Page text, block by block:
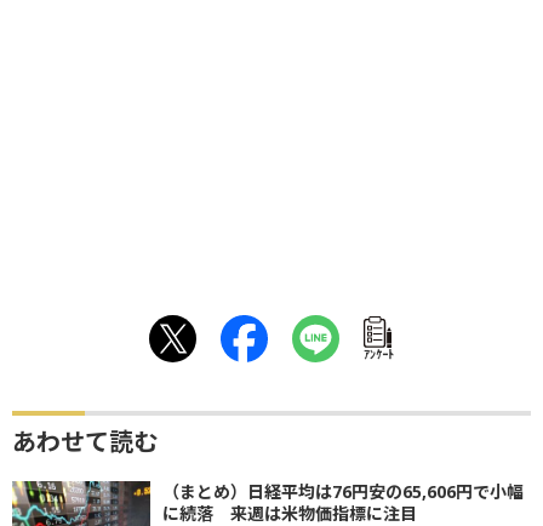
ｱﾝｹｰﾄ
あわせて読む
（まとめ）日経平均は76円安の65,606円で小幅
に続落 来週は米物価指標に注目